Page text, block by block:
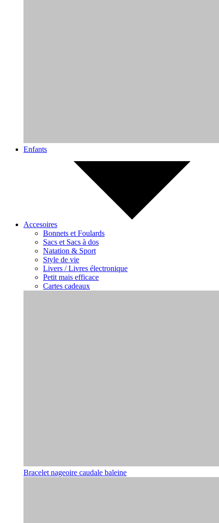
Enfants
Accesoires
Bonnets et Foulards
Sacs et Sacs à dos
Natation & Sport
Style de vie
Livers / Livres électronique
Petit mais efficace
Cartes cadeaux
Bracelet nageoire caudale baleine